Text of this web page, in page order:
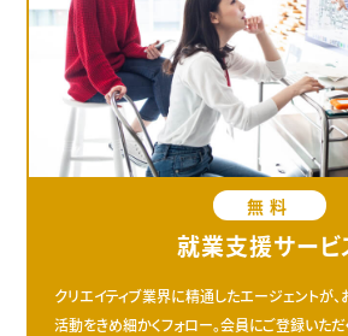
無料
就業支援サービ
クリエイティブ業界に精通したエージェントが
活動をきめ細かくフォロー。会員にご登録いただ